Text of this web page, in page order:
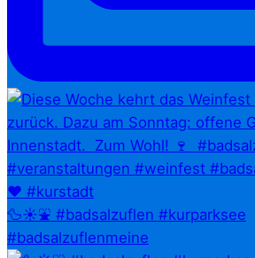
🦆☀️⛲ #badsalzuflen #kurparksee
#badsalzuflenmeine